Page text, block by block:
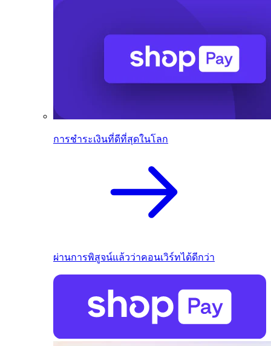
การชำระเงินที่ดีที่สุดในโลก
ผ่านการพิสูจน์แล้วว่าคอนเวิร์ทได้ดีกว่า